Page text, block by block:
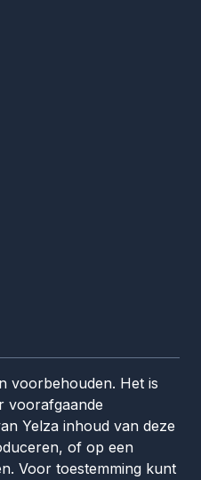
voorbehouden. Het is
voorafgaande
Yelza inhoud van deze
of op een
Voor toestemming kunt